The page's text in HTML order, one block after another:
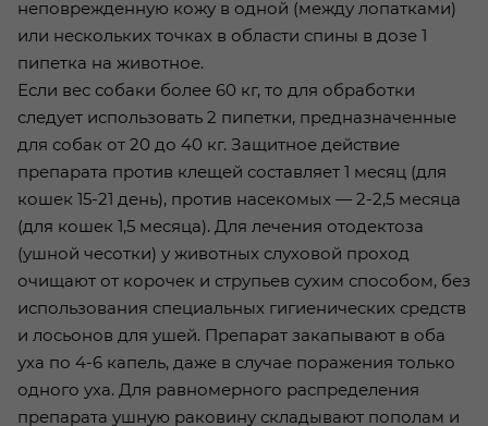
неповрежденную кожу в одной (между лопатками)
или нескольких точках в области спины в дозе 1
пипетка на животное.
Если вес собаки более 60 кг, то для обработки
следует использовать 2 пипетки, предназначенные
для собак от 20 до 40 кг. Защитное действие
препарата против клещей составляет 1 месяц (для
кошек 15-21 день), против насекомых — 2-2,5 месяца
(для кошек 1,5 месяца). Для лечения отодектоза
(ушной чесотки) у животных слуховой проход
очищают от корочек и струпьев сухим способом, без
использования специальных гигиенических средств
и лосьонов для ушей. Препарат закапывают в оба
уха по 4-6 капель, даже в случае поражения только
одного уха. Для равномерного распределения
препарата ушную раковину складывают пополам и